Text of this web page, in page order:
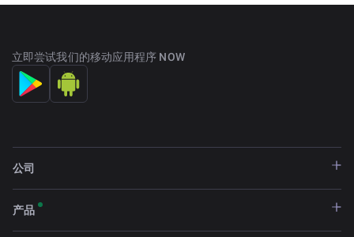
立即尝试我们的移动应用程序 NOW
公司
产品